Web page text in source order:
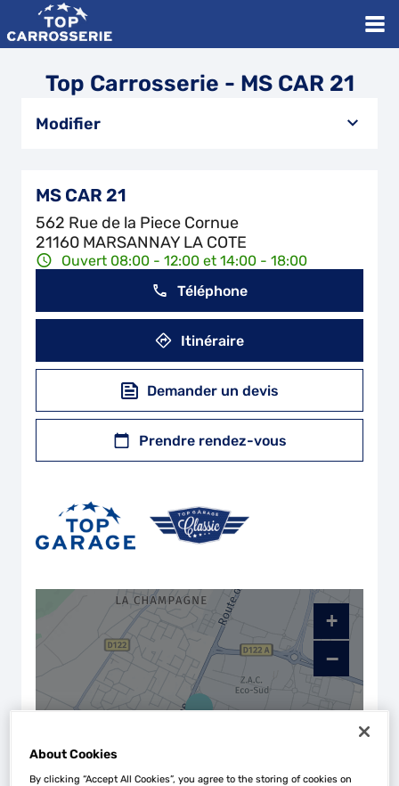
Top Carrosserie - MS CAR 21
Modifier
MS CAR 21
562 Rue de la Piece Cornue
21160 MARSANNAY LA COTE
Ouvert 08:00 - 12:00 et 14:00 - 18:00
Téléphone
Itinéraire
Demander un devis
Prendre rendez-vous
+
−
About Cookies
By clicking “Accept All Cookies”, you agree to the storing of cookies on